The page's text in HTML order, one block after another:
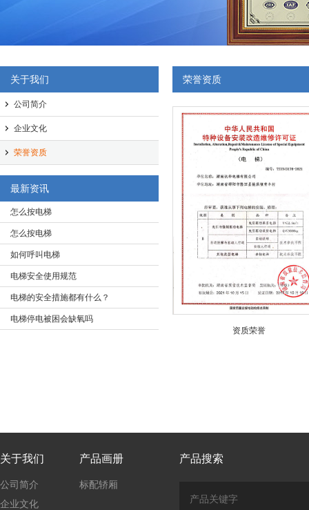
关于我们
公司简介
企业文化
荣誉资质
最新资讯
怎么按电梯
怎么按电梯
如何呼叫电梯
电梯安全使用规范
电梯的安全措施都有什么？
电梯停电被困会缺氧吗
荣誉资质
资质荣誉
关于我们
公司简介
企业文化
产品画册
标配轿厢
产品搜索